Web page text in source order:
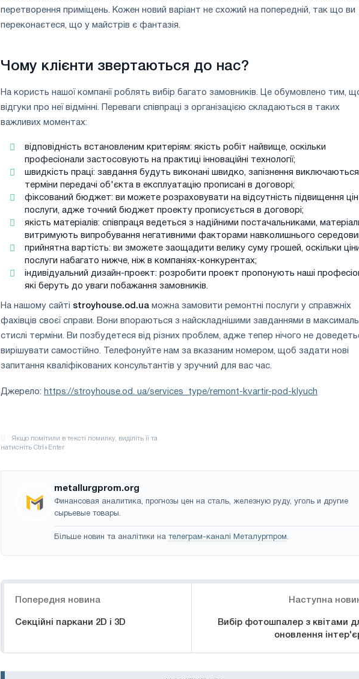
перетворення приміщень. Кожен новий варіант не схожий на попередній, так що ви
переконаєтеся, що у майстрів є фантазія.
Чому клієнти звертаються до нас?
На користь нашої компанії роблять вибір багато замовників. Це обумовлено тим,
відгуки про неї відмінні. Переваги співпраці з організацією складаються в таких
важливих моментах:
відповідність встановленим критеріям: якість робіт найвище, оскільки
професіонали застосовують на практиці інноваційні технології;
швидкість праці: завдання будуть виконані швидко, запізнення
терміни передачі об'єкта в експлуатацію прописані в договорі;
фіксований бюджет: ви можете розраховувати на відсутність підвищення
послуги, адже точний бюджет проекту прописується в договорі;
якість матеріалів: співпраця ведеться з надійними постачальниками,
витримують випробування негативними факторами навколишнього
прийнятна вартість: ви зможете заощадити велику суму грошей, оскільки
послуги набагато нижче, ніж в компаніях-конкурентах;
індивідуальний дизайн-проект: розробити проект пропонують наші
які беруть до уваги побажання замовників.
На нашому сайті stroyhouse.od.ua можна замовити ремонтні послуги у справжніх
фахівців своєї справи. Вони впораються з найскладнішими завданнями в
стислі терміни. Ви позбудетеся від різних проблем, адже тепер нічого не
вирішувати самостійно. Телефонуйте нам за вказаним номером, щоб задати нові
запитання кваліфікованих консультантів у зручний для вас час.
Джерело: https://stroyhouse.od. ua/services_type/remont-kvartir-pod-klyuch
metallurgprom.org
Финансовая аналитика, прогнозы цен на сталь, железную руду, уголь и другие
сырьевые товары.
Більше новин та аналітики на телеграм-каналі Металургпром.
Попередня новина
Секційні паркани 2D і 3D
Наступна
Вибір фотошпалер з квітами
оновлення